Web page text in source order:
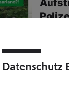
Datenschutz